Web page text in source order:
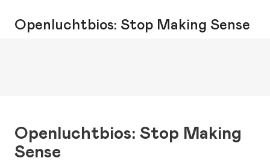
Openluchtbios: Stop Making Sense
Openluchtbios: Stop Making
Sense